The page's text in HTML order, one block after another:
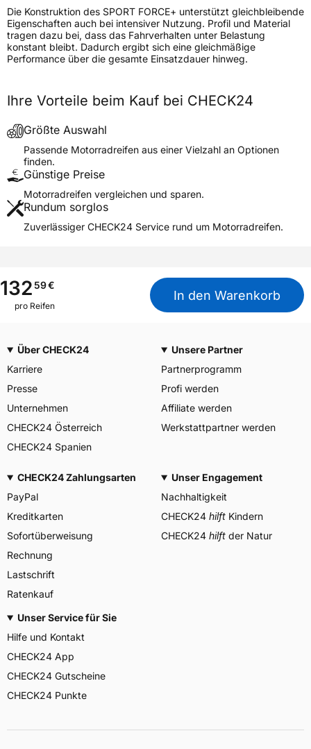
M+S
Nein
Motorrad Kennzeichnung
M/C
3PMSF / Alpine-Symbol
Nein
Herstellerkontakt
YOKOHAMA TWS
Die Konstruktion des SPORT FORCE+ unterstützt gleichbleibende
Eigenschaften auch bei intensiver Nutzung. Profil und Material
tragen dazu bei, dass das Fahrverhalten unter Belastung
konstant bleibt. Dadurch ergibt sich eine gleichmäßige
Performance über die gesamte Einsatzdauer hinweg.
Ihre Vorteile beim Kauf bei CHECK24
Größte Auswahl
Passende Motorradreifen aus einer Vielzahl an Optionen
finden.
Günstige Preise
Motorradreifen vergleichen und sparen.
Rundum sorglos
Zuverlässiger CHECK24 Service rund um Motorradreifen.
13259€
pro Reifen
In den Warenkorb
Über CHECK24
Karriere
Presse
Unternehmen
CHECK24 Österreich
CHECK24 Spanien
Unsere Partner
Partnerprogramm
Profi werden
Affiliate werden
Werkstattpartner werden
CHECK24 Zahlungsarten
PayPal
Kreditkarten
Sofortüberweisung
Rechnung
Lastschrift
Ratenkauf
Unser Engagement
Nachhaltigkeit
CHECK24 hilft Kindern
CHECK24 hilft der Natur
Unser Service für Sie
Hilfe und Kontakt
CHECK24 App
CHECK24 Gutscheine
CHECK24 Punkte